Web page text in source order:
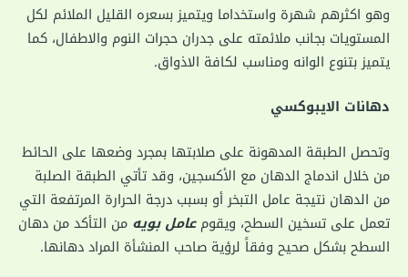
وهو اكثرهم شهرة واستخداما ويتميز بسعره القليل الملائم لكل
المستويات بجانب ملائمته على جدران حجرات النوم والاطفال، كما
يتميز بتنوع الوانه ومناسب لكافة الاذواق.
دهانات الايبوكسي
وتحصل الطبقة المدهونة على صلابتها بمجرد وضعها على الحائط
من خلال اندماج الدهان مع الأكسجين، وقد تأتي الطبقة الصلبة
من الدهان نتيجة عامل التبخر أو بسبب درجة الحرارة المرتفعة التي
تعمل على تسخين السطح، ويقومعامل بويه من التأكد من دهان
السطح بشكل صحيح وفقاً لرؤية صاحب المنشأة المراد دهانها.